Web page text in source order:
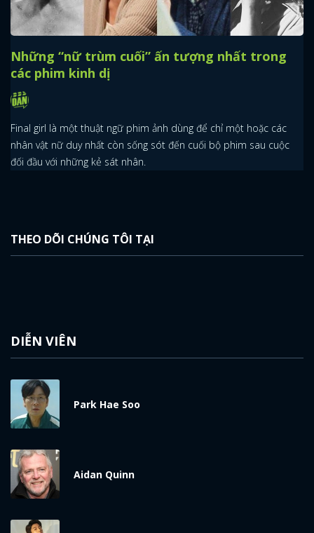
ĐĂNG NHẬP
Những “nữ trùm cuối” ấn tượng nhất trong
các phim kinh dị
Final girl là một thuật ngữ phim ảnh dùng để chỉ một hoặc các
nhân vật nữ duy nhất còn sống sót đến cuối bộ phim sau cuộc
đối đầu với những kẻ sát nhân.
THEO DÕI CHÚNG TÔI TẠI
DIỄN VIÊN
Park Hae Soo
Aidan Quinn